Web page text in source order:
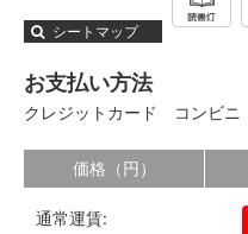
シートマップ
お支払い方法
クレジットカード コンビニ
価格（円）
通常運賃: